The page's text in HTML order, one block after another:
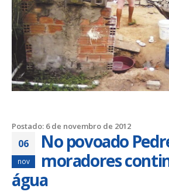
Postado: 6 de novembro de 2012
06
nov
No povoado
moradores
água